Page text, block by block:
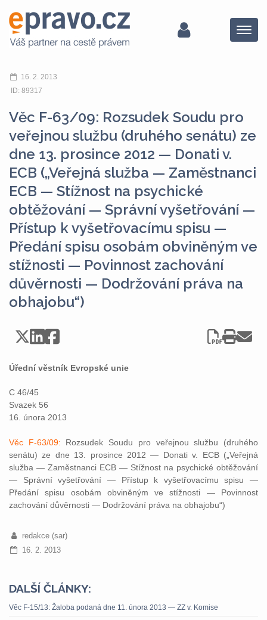
Menu
16. 2. 2013
ID: 89317
Věc F-63/09: Rozsudek Soudu pro
veřejnou službu (druhého senátu) ze
dne 13. prosince 2012 — Donati v.
ECB („Veřejná služba — Zaměstnanci
ECB — Stížnost na psychické
obtěžování — Správní vyšetřování —
Přístup k vyšetřovacímu spisu —
Předání spisu osobám obviněným ve
stížnosti — Povinnost zachování
důvěrnosti — Dodržování práva na
obhajobu“)
Úřední věstník Evropské unie
C 46/45
Svazek 56
16. února 2013
Věc F-63/09: Rozsudek Soudu pro veřejnou službu (druhého
senátu) ze dne 13. prosince 2012 — Donati v. ECB („Veřejná
služba — Zaměstnanci ECB — Stížnost na psychické obtěžování
— Správní vyšetřování — Přístup k vyšetřovacímu spisu —
Předání spisu osobám obviněným ve stížnosti — Povinnost
zachování důvěrnosti — Dodržování práva na obhajobu“)
redakce (sar)
16. 2. 2013
DALŠÍ ČLÁNKY:
Věc F-15/13: Žaloba podaná dne 11. února 2013 — ZZ v. Komise